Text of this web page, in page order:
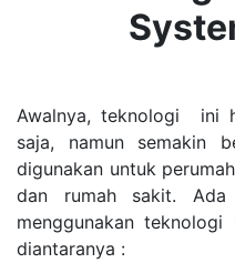
Awalnya, teknologi ini
saja, namun semakin
digunakan untuk
dan rumah sakit. Ada
menggunakan
diantaranya :